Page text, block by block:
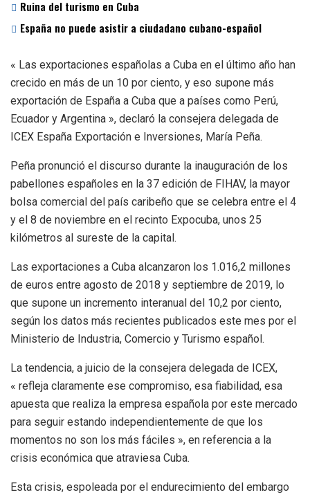
Ruina del turismo en Cuba
España no puede asistir a ciudadano cubano-español
« Las exportaciones españolas a Cuba en el último año han
crecido en más de un 10 por ciento, y eso supone más
exportación de España a Cuba que a países como Perú,
Ecuador y Argentina », declaró la consejera delegada de
ICEX España Exportación e Inversiones, María Peña.
Peña pronunció el discurso durante la inauguración de los
pabellones españoles en la 37 edición de FIHAV, la mayor
bolsa comercial del país caribeño que se celebra entre el 4
y el 8 de noviembre en el recinto Expocuba, unos 25
kilómetros al sureste de la capital.
Las exportaciones a Cuba alcanzaron los 1.016,2 millones
de euros entre agosto de 2018 y septiembre de 2019, lo
que supone un incremento interanual del 10,2 por ciento,
según los datos más recientes publicados este mes por el
Ministerio de Industria, Comercio y Turismo español.
La tendencia, a juicio de la consejera delegada de ICEX,
« refleja claramente ese compromiso, esa fiabilidad, esa
apuesta que realiza la empresa española por este mercado
para seguir estando independientemente de que los
momentos no son los más fáciles », en referencia a la
crisis económica que atraviesa Cuba.
Esta crisis, espoleada por el endurecimiento del embargo